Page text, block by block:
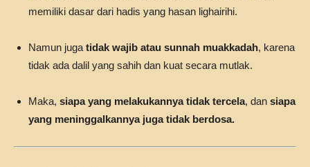
memiliki dasar dari hadis yang hasan lighairihi.
Namun juga tidak wajib atau sunnah muakkadah, karena
tidak ada dalil yang sahih dan kuat secara mutlak.
Maka, siapa yang melakukannya tidak tercela, dan siapa
yang meninggalkannya juga tidak berdosa.